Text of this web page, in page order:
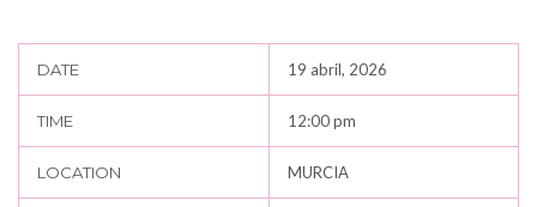
DATE 19 abril, 2026
TIME 12:00 pm
LOCATION MURCIA